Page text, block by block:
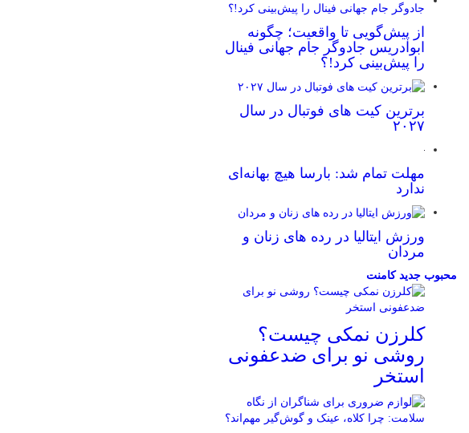
از پیش‌گویی تا واقعیت؛ چگونه
ابوادریس جادوگر جام جهانی فینال
را پیش‌بینی کرد!؟
برترین کیت های فوتبال در سال
۲۰۲۷
مهلت تمام شد: بارسا هیچ بهانه‌‌ای
ندارد
ورزش ایتالیا در رده های زنان و
مردان
محبوبجدیدکامنت
کلرزن نمکی چیست؟
روشی نو برای ضدعفونی
استخر